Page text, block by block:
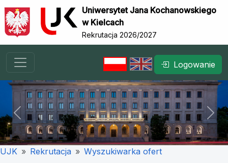
Uniwersytet Jana Kochanowskiego
w Kielcach
Rekrutacja 2026/2027
Logowanie
Previous Next
UJK Rekrutacja Wyszukiwarka ofert